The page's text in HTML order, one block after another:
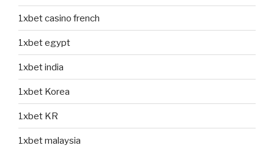
1xbet casino french
1xbet egypt
1xbet india
1xbet Korea
1xbet KR
1xbet malaysia